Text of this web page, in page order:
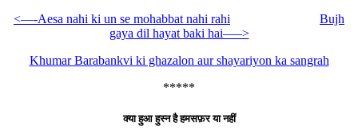
<—-Aesa nahi ki un se mohabbat nahi rahi
Bujh
gaya dil hayat baki hai—–>
Khumar Barabankvi ki ghazalon aur shayariyon ka sangrah
*****
क्या हुआ हुस्न है हमसफ़र या नहीं